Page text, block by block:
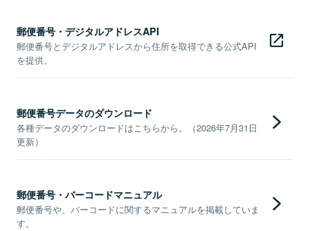
郵便番号・デジタルアドレスAPI
郵便番号とデジタルアドレスから住所を取得できる公式API
を提供。
郵便番号データのダウンロード
各種データのダウンロードはこちらから。（2026年7月31日
更新）
郵便番号・バーコードマニュアル
郵便番号や、バーコードに関するマニュアルを掲載していま
す。